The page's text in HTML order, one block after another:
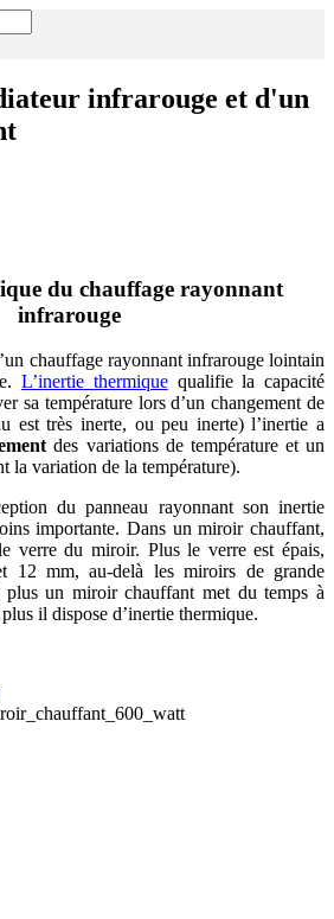
infrarouge et d'un
du chauffage rayonnant
infrarouge
chauffage rayonnant infrarouge lointain
L’inertie thermiquequalifie la capacité
sa température lors d’un changement de
est très inerte, ou peu inerte) l’inertie a
des variations de température et un
la variation de la température).
du panneau rayonnant son inertie
importante. Dans un miroir chauffant,
verre du miroir. Plus le verre est épais,
12 mm, au-delà les miroirs de grande
plus un miroir chauffant met du temps à
il dispose d’inertie thermique.